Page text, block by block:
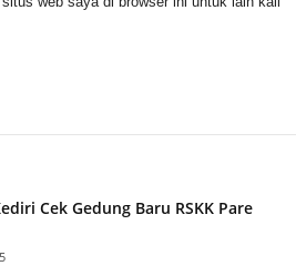
Cek Gedung Baru RSKK Pare